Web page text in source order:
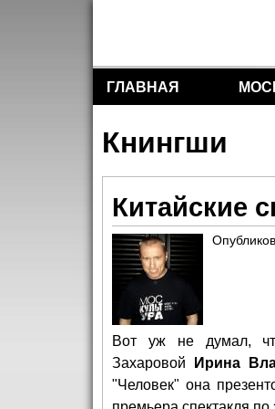
Разделы сайта
ГЛАВНАЯ
Кнингши
Китайские
Вот уж не думал,
Захаровой
Ирина
"Человек" она